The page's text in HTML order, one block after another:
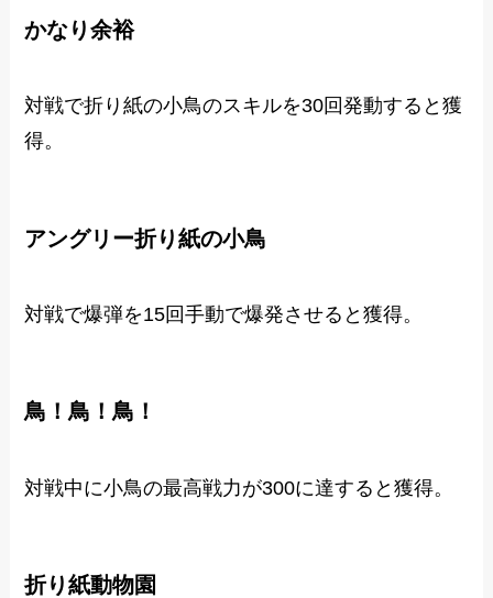
かなり余裕
対戦で折り紙の小鳥のスキルを30回発動すると獲
得。
アングリー折り紙の小鳥
対戦で爆弾を15回手動で爆発させると獲得。
鳥！鳥！鳥！
対戦中に小鳥の最高戦力が300に達すると獲得。
折り紙動物園